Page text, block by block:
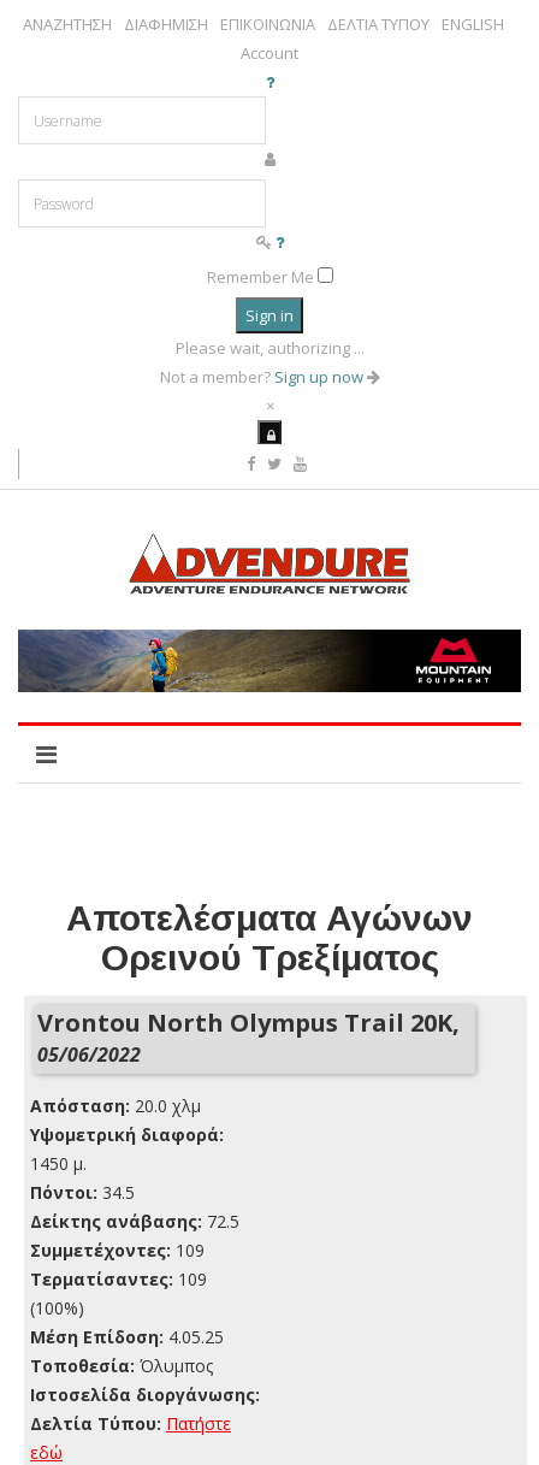
ΑΝΑΖΗΤΗΣΗ ΔΙΑΦΗΜΙΣΗ ΕΠΙΚΟΙΝΩΝΙΑ ΔΕΛΤΙΑ ΤΥΠΟΥ
ENGLISH
Account
Remember Me
Sign in
Please wait, authorizing ...
Not a member? Sign up now
×
Αποτελέσματα Αγώνων
Ορεινού Τρεξίματος
Vrontou North Olympus Trail 20K,
05/06/2022
Απόσταση: 20.0 χλμ
Yψομετρική διαφορά:
1450 μ.
Πόντοι: 34.5
Δείκτης ανάβασης: 72.5
Συμμετέχοντες: 109
Τερματίσαντες: 109
(100%)
Μέση Επίδοση: 4.05.25
Τοποθεσία: Όλυμπος
Ιστοσελίδα διοργάνωσης:
Δελτία Τύπου: Πατήστε
εδώ